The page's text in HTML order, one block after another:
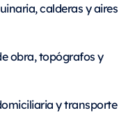
calderas y aires
obra, topógrafos y
y transporte